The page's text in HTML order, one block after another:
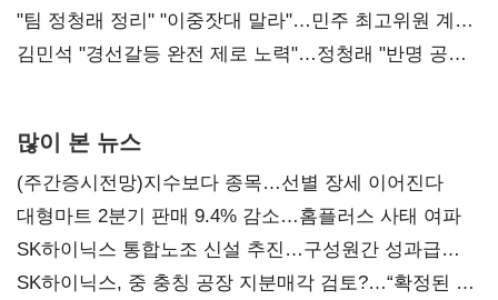
"팀 정청래 정리" "이중잣대 말라"…민주 최고위원 계파
다툼 격화
김민석 "경선갈등 완전 제로 노력"…정청래 "반명 공세
많이 본 뉴스
(주간증시전망)지수보다 종목…선별 장세 이어진다
대형마트 2분기 판매 9.4% 감소…홈플러스 사태 여파
SK하이닉스 통합노조 신설 추진…구성원간 성과급
불만 확산
SK하이닉스, 중 충칭 공장 지분매각 검토?…“확정된 바